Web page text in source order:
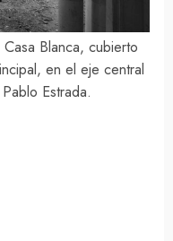
Blanca, cubierto
en el eje central
Estrada.